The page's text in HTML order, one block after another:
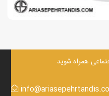
همراه شوید